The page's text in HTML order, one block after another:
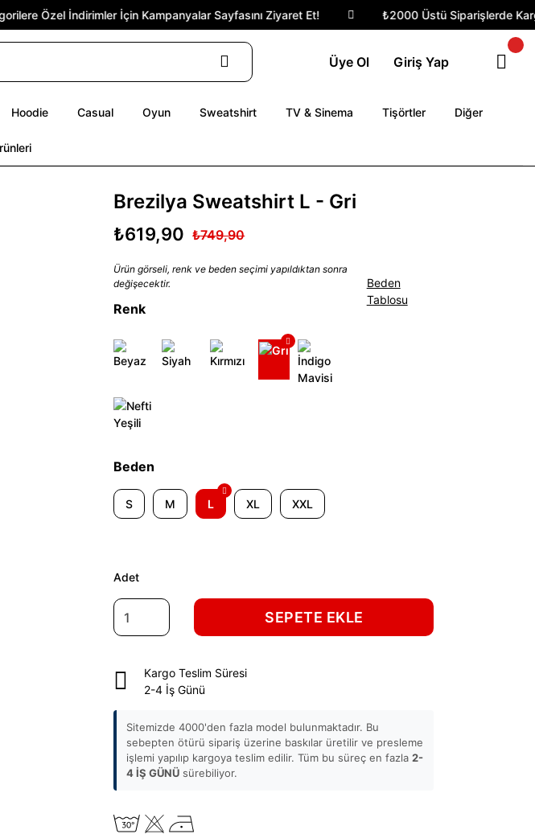
Özel İndirimler İçin Kampanyalar Sayfasını Ziyaret Et! ₺2000 Üstü Siparişlerde
Üye Ol Giriş Yap
Hoodie Casual Oyun Sweatshirt TV & Sinema Tişörtler Diğer
Brezilya Sweatshirt L - Gri
₺619,90 ₺749,90
Ürün görseli, renk ve beden seçimi yapıldıktan sonra
değişecektir.
Renk
Beden
S M L XL XXL
Beden
Tablosu
Adet
SEPETE EKLE
Kargo Teslim Süresi
2-4 İş Günü
Sitemizde 4000'den fazla model bulunmaktadır. Bu
sebepten ötürü sipariş üzerine baskılar üretilir ve presleme
işlemi yapılıp kargoya teslim edilir. Tüm bu süreç en fazla2-
4 İŞ GÜNÜ sürebiliyor.